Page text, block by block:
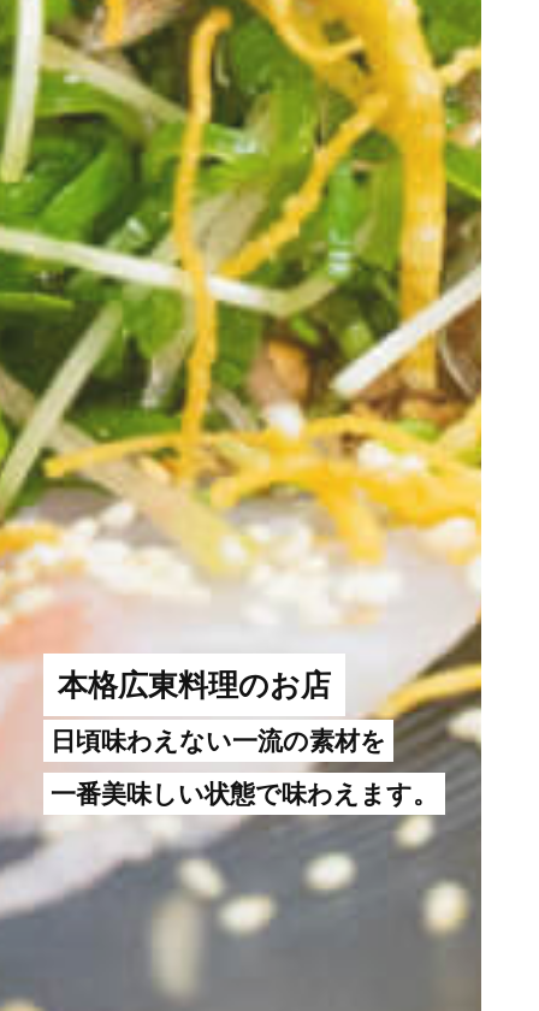
本格広東料理のお店
日頃味わえない一流の素材を
一番美味しい状態で味わえます。